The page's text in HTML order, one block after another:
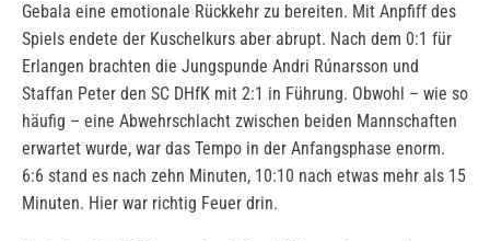
Gebala eine emotionale Rückkehr zu bereiten. Mit Anpfiff des
Spiels endete der Kuschelkurs aber abrupt. Nach dem 0:1 für
Erlangen brachten die Jungspunde Andri Rúnarsson und
Staffan Peter den SC DHfK mit 2:1 in Führung. Obwohl – wie so
häufig – eine Abwehrschlacht zwischen beiden Mannschaften
erwartet wurde, war das Tempo in der Anfangsphase enorm.
6:6 stand es nach zehn Minuten, 10:10 nach etwas mehr als 15
Minuten. Hier war richtig Feuer drin.